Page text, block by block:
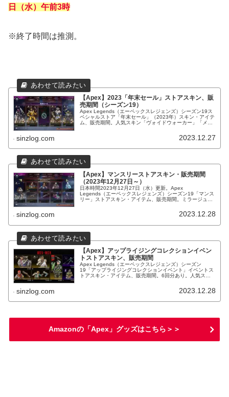
日（水）午前3時
※終了時間は推測。
【Apex】2023「年末セール」ストアスキン、販
売期間（シーズン19）
Apex Legends（エーペックスレジェンズ）シーズン19ス
ペシャルストア「年末セール」（2023年）スキン・アイテ
ム、販売期間。人気スキン「ヴォイドウォーカー」「メモ
sinzlog.com 2023.12.27
【Apex】マンスリーストアスキン・販売期間
（2023年12月27日～）
日本時間2023年12月27日（水）更新。Apex
Legends（エーペックスレジェンズ）シーズン19「マンス
リー」ストアスキン・アイテム、販売期間。ミラージュエ
sinzlog.com 2023.12.28
【Apex】アップライジングコレクションイベン
トストアスキン、販売期間
Apex Legends（エーペックスレジェンズ）シーズン
19「アップライジングコレクションイベント」イベントス
トアスキン・アイテム、販売期間。6回分あり。人気スキ
sinzlog.com 2023.12.28
Amazonの「Apex」グッズはこちら＞＞